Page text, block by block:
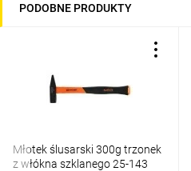
PODOBNE PRODUKTY
Młotek ślusarski 300g trzonek
z włókna szklanego 25-143